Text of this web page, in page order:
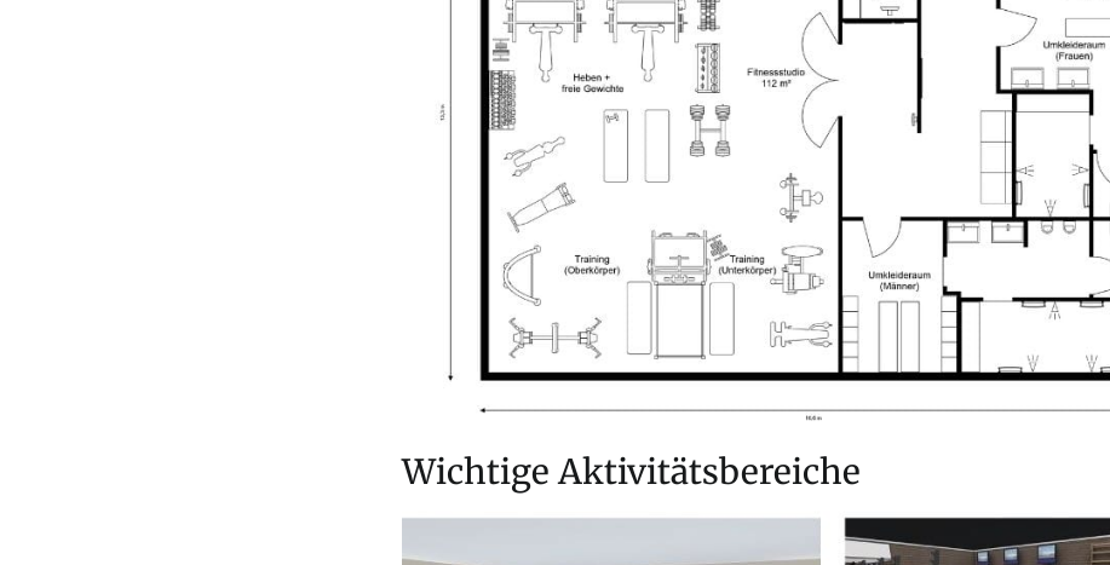
Wichtige Aktivitätsbereiche